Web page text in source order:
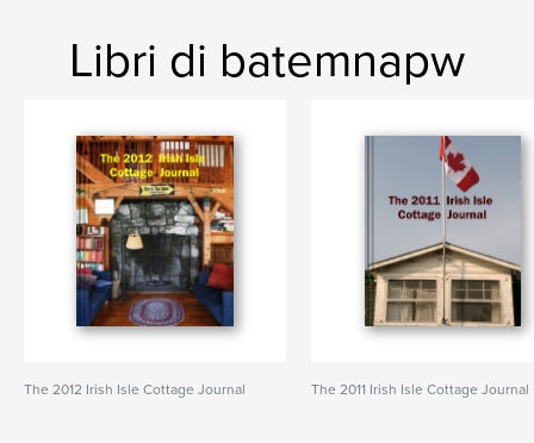
Libri di batemnapw
The 2012 Irish Isle Cottage Journal The 2011 Irish Isle Cottage Journal